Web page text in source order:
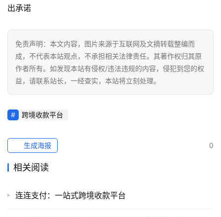
出承诺
免责声明：本文内容，图片来源于互联网及文摘转载整编而
成，不代表本站观点，不承担相关法律责任。其著作权归其原
作者所有。如发现本站有侵权/违法违规的内容，侵犯到您的权
益，请联系站长，一经查实，本站将立刻处理。
跨境收款平台
0
生成海报
相关阅读
连连支付：一站式跨境收款平台